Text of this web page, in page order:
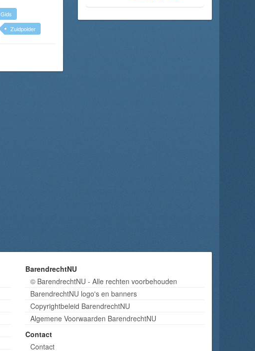
Gids
Zuidpolder
BarendrechtNU
© BarendrechtNU - Alle rechten voorbehouden
BarendrechtNU logo's en banners
Copyrightbeleid BarendrechtNU
Algemene Voorwaarden BarendrechtNU
Contact
Contact